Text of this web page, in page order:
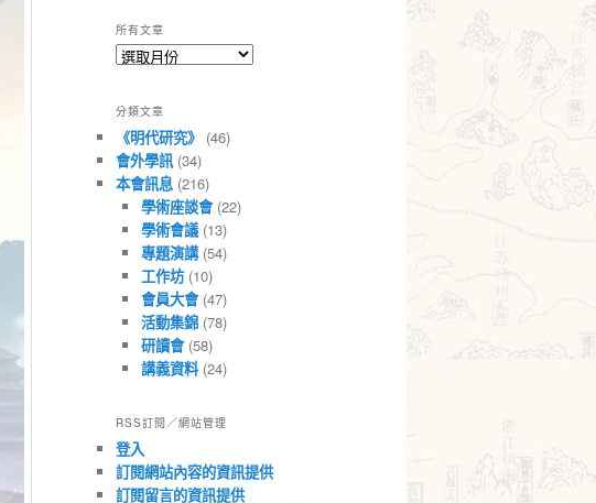
所有文章
所
章
分類文章
《明代研究》 (46)
會外學訊 (34)
本會訊息 (216)
學術座談會(22)
學術會議(13)
專題演講(54)
工作坊(10)
會員大會(47)
活動集錦(78)
研讀會(58)
講義資料(24)
RSS訂閱／網站管理
登入
訂閱網站內容的資訊提供
訂閱留言的資訊提供